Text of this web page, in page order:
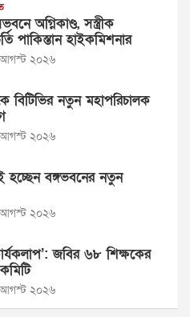
অগ্নিকাণ্ড, সস্ত্রীক
পাকিস্তান হাইকমিশনার
আগস্ট ২০২৬
বিটিভির নতুন মহাপরিচালক
আগস্ট ২০২৬
হচ্ছেন বঙ্গভবনের নতুন
আগস্ট ২০২৬
কার্যকলাপ’: জবির ৬৮ শিক্ষকের
আগস্ট ২০২৬